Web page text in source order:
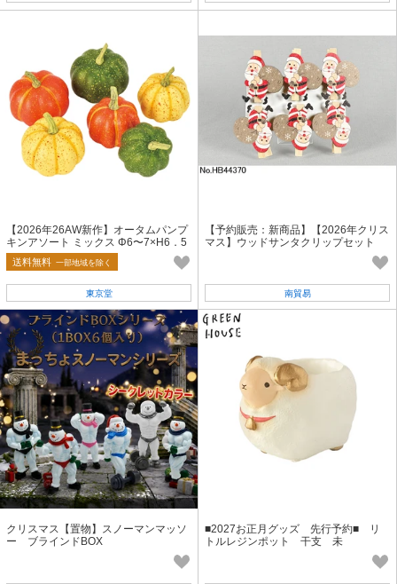
【2026年26AW新作】オータムパンプ
キンアソート ミックス Φ6〜7×H6．5
cm 6コ入 HW000198-zzz
送料無料 一部地域を除く
東京堂
【予約販売：新商品】【2026年クリス
マス】ウッドサンタクリップセット
南貿易
クリスマス【置物】スノーマンマッソ
ー ブラインドBOX
■2027お正月グッズ 先行予約■ リ
トルレジンポット 干支 未